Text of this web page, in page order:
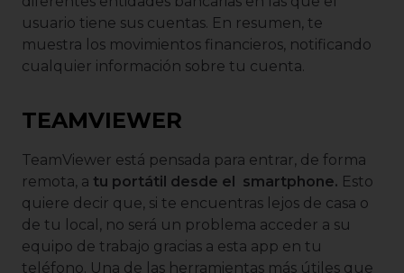
usuario tiene sus cuentas. En resumen, te
muestra los movimientos financieros, notificando
cualquier información sobre tu cuenta.
TEAMVIEWER
TeamViewer está pensada para entrar, de forma
remota, a tu portátil desde el smartphone. Esto
quiere decir que, si te encuentras lejos de casa o
de tu local, no será un problema acceder a su
equipo de trabajo gracias a esta app en tu
teléfono. Una de las herramientas más útiles que